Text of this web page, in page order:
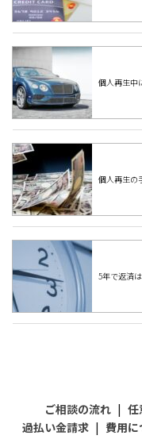
個人再生中
個人再生の
5年で返済
ご相談の流れ | 任
過払い金請求 | 費用